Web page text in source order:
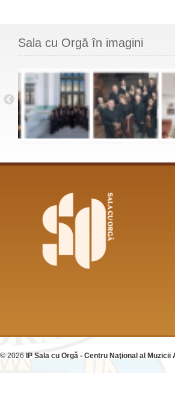
Sala cu Orgă în imagini
© 2026 IP Sala cu Orgă - Centru Naţional al